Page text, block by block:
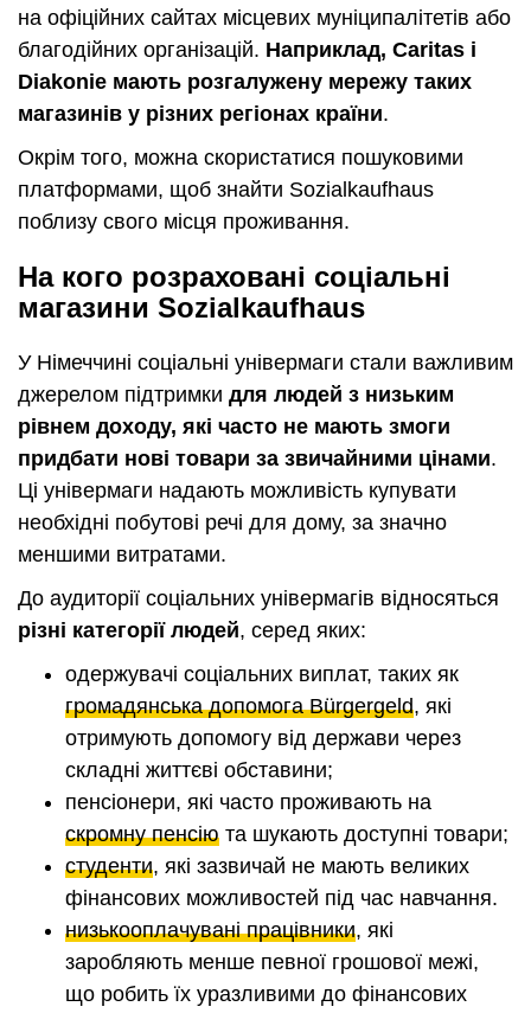
на офіційних сайтах місцевих муніципалітетів або
благодійних організацій. Наприклад, Caritas і
Diakonie мають розгалужену мережу таких
магазинів у різних регіонах країни.
Окрім того, можна скористатися пошуковими
платформами, щоб знайти Sozialkaufhaus
поблизу свого місця проживання.
На кого розраховані соціальні
магазини Sozialkaufhaus
У Німеччині соціальні універмаги стали важливим
джерелом підтримки для людей з низьким
рівнем доходу, які часто не мають змоги
придбати нові товари за звичайними цінами.
Ці універмаги надають можливість купувати
необхідні побутові речі для дому, за значно
меншими витратами.
До аудиторії соціальних універмагів відносяться
різні категорії людей, серед яких:
одержувачі соціальних виплат, таких як
громадянська допомога Bürgergeld, які
отримують допомогу від держави через
складні життєві обставини;
пенсіонери, які часто проживають на
скромну пенсію та шукають доступні товари;
студенти, які зазвичай не мають великих
фінансових можливостей під час навчання.
низькооплачувані працівники, які
заробляють менше певної грошової межі,
що робить їх уразливими до фінансових